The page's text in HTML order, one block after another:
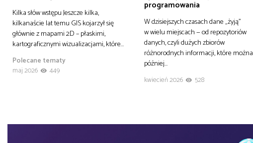
Kilka słów wstępu Jeszcze kilka,
kilkanaście lat temu GIS kojarzył się
głównie z mapami 2D – płaskimi,
kartograficznymi wizualizacjami, które…
Polecane tematy
maj 2026
449
programowania
W dzisiejszych czasach dane „żyją”
w wielu miejscach — od repozytoriów
danych, czyli dużych zbiorów
różnorodnych informacji, które można
później…
kwiecień 2026 528